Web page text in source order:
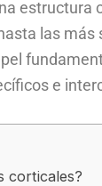
las
e
corticales?